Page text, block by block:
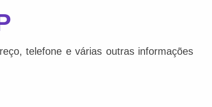
telefone e várias outras informações